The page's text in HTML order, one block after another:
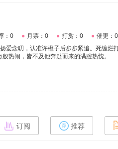
：0 ● 月票：0 ● 打赏：0 ● 催更：0
念叨，认准许橙子后步步紧追。死缠烂
热闹，皆不及他奔赴而来的满腔热忱。
订阅 推荐